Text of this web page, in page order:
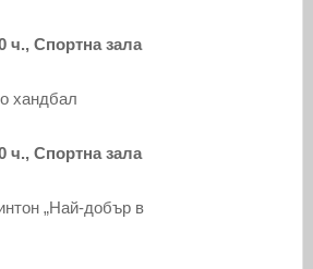
ч., Спортна зала
хандбал
ч., Спортна зала
„Най-добър в